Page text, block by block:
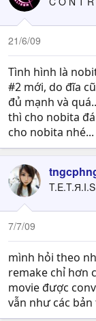
21/6/09
Tình hình là
#2 mới, do đĩa
đủ mạnh và
thì cho nobita
cho nobita nhé...
T.E.T.Я.I.S
7/7/09
mình hỏi theo
remake chỉ hơn
movie được
vẫn như các bản